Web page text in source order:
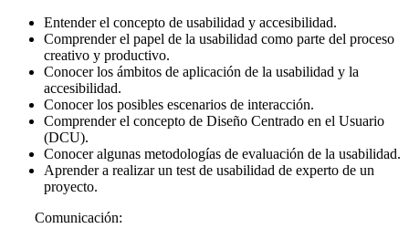
Entender el concepto de usabilidad y accesibilidad.
Comprender el papel de la usabilidad como parte del proceso
creativo y productivo.
Conocer los ámbitos de aplicación de la usabilidad y la
accesibilidad.
Conocer los posibles escenarios de interacción.
Comprender el concepto de Diseño Centrado en el Usuario
(DCU).
Conocer algunas metodologías de evaluación de la usabilidad.
Aprender a realizar un test de usabilidad de experto de un
proyecto.
Comunicación: